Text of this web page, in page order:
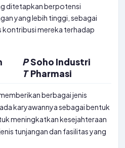
ditetapkan berpotensi
yang lebih tinggi, sebagai
kontribusi mereka terhadap
P
T
Soho Industri
Pharmasi
berbagai jenis
karyawannya sebagai bentuk
meningkatkan kesejahteraan
tunjangan dan fasilitas yang